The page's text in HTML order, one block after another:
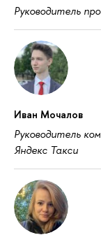
Руководитель
Иван Мочалов
Руководитель
Яндекс Такси